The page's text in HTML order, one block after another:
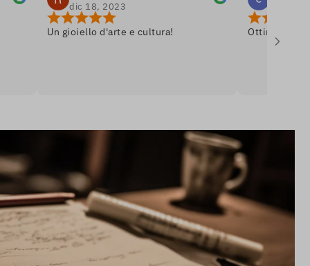
dic 18, 2023
Un gioiello d'arte e cultura!
dic 8, 2023